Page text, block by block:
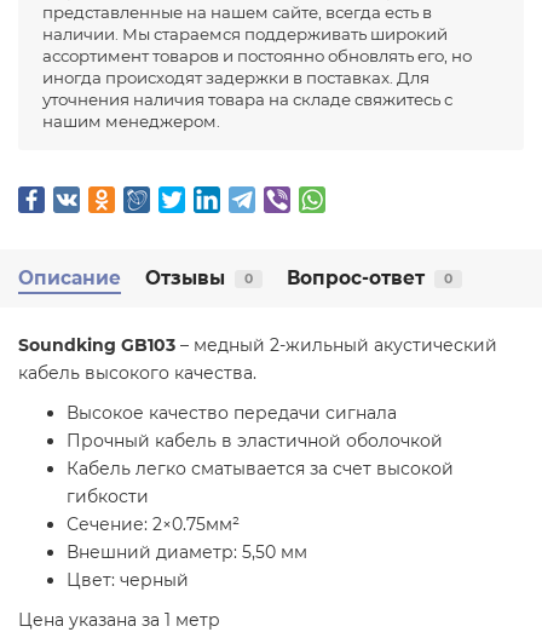
представленные на нашем сайте, всегда есть в
наличии. Мы стараемся поддерживать широкий
ассортимент товаров и постоянно обновлять его, но
иногда происходят задержки в поставках. Для
уточнения наличия товара на складе свяжитесь с
нашим менеджером.
Описание Отзывы 0 Вопрос-ответ 0
Soundking GB103 – медный 2-жильный акустический
кабель высокого качества.
Высокое качество передачи сигнала
Прочный кабель в эластичной оболочкой
Кабель легко сматывается за счет высокой
гибкости
Сечение: 2×0.75мм²
Внешний диаметр: 5,50 мм
Цвет: черный
Цена указана за 1 метр